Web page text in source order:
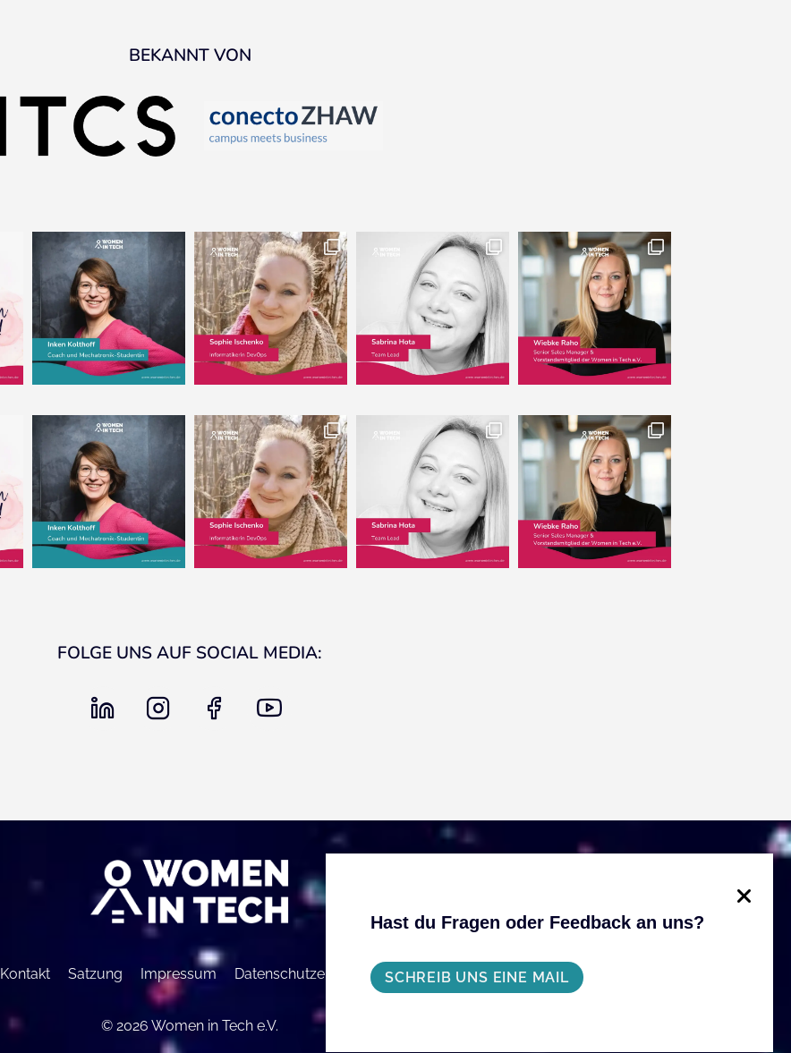
BEKANNT VON
FOLGE UNS AUF SOCIAL MEDIA:
linkedin instagram
Kontakt Satzung Impressum Datenschutzerklärung
© 2026 Women in Tech e.V.
Hast du Fragen oder Feedback an uns?
SCHREIB UNS EINE MAIL